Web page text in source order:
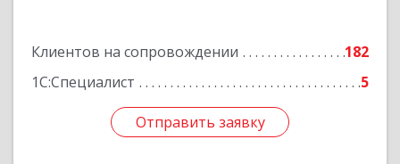
Клиентов на сопровождении
182
1С:Специалист
5
Отправить заявку
Отправить заявку